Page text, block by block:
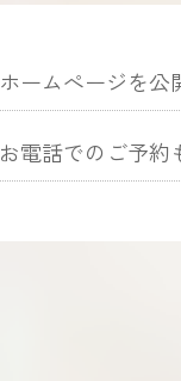
ホームぺージを公
お電話でのご予約